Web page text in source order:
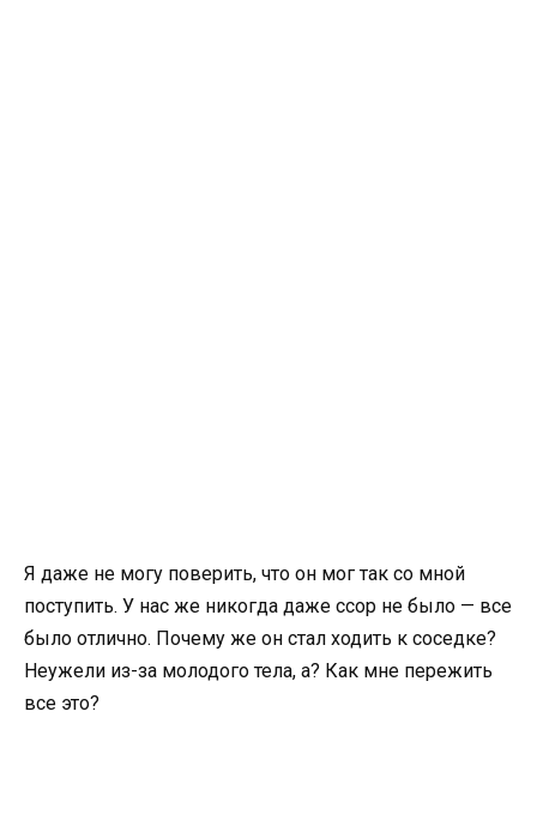
Я даже не могу поверить, что он мог так со мной
поступить. У нас же никогда даже ссор не было — все
было отлично. Почему же он стал ходить к соседке?
Неужели из-за молодого тела, а? Как мне пережить
все это?